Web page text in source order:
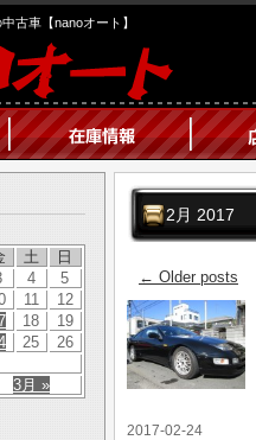
古車【nanoオート】
土 日
3月 »
4
5
11
12
18
19
25
26
2月 2017
← Older posts
2017-02-24